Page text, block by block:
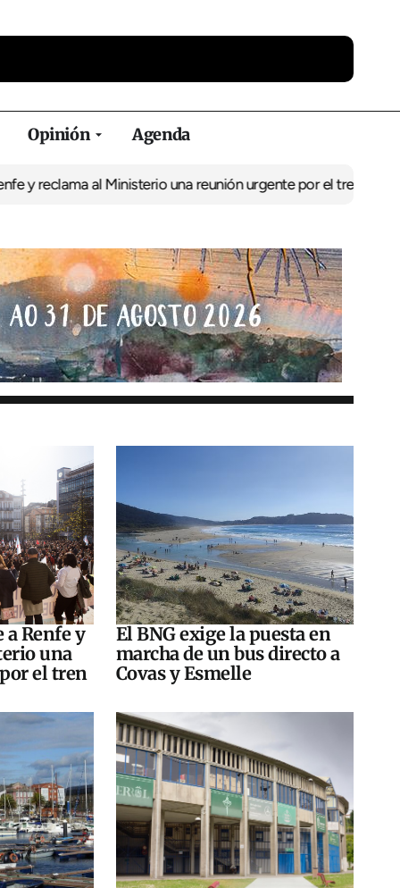
Opinión Agenda
al Ministerio una reunión urgente por el trenEl BNG exige
Renfe y
una
el tren
El BNG exige la puesta en
marcha de un bus directo a
Covas y Esmelle